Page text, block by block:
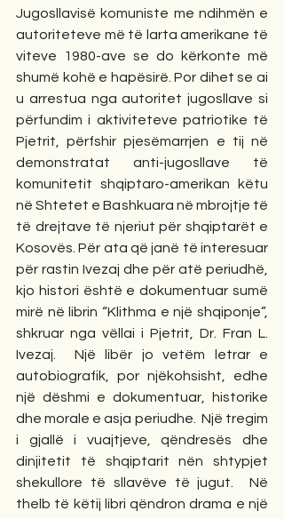
Jugosllavisë komuniste me ndihmën e
autoriteteve më të larta amerikane të
viteve 1980-ave se do kërkonte më
shumë kohë e hapësirë. Por dihet se ai
u arrestua nga autoritet jugosllave si
përfundim i aktiviteteve patriotike të
Pjetrit, përfshir pjesëmarrjen e tij në
demonstratat anti-jugosllave të
komunitetit shqiptaro-amerikan këtu
në Shtetet e Bashkuara në mbrojtje të
të drejtave të njeriut për shqiptarët e
Kosovës. Për ata që janë të interesuar
për rastin Ivezaj dhe për atë periudhë,
kjo histori është e dokumentuar sumë
mirë në librin “Klithma e një shqiponje”,
shkruar nga vëllai i Pjetrit, Dr. Fran L.
Ivezaj.  Një libër jo vetëm letrar e
autobiografik, por njëkohsisht, edhe
një dëshmi e dokumentuar, historike
dhe morale e asja periudhe.  Një tregim
i gjallë i vuajtjeve, qëndresës dhe
dinjitetit të shqiptarit nën shtypjet
shekullore të sllavëve të jugut.  Në
thelb të këtij libri qëndron drama e një